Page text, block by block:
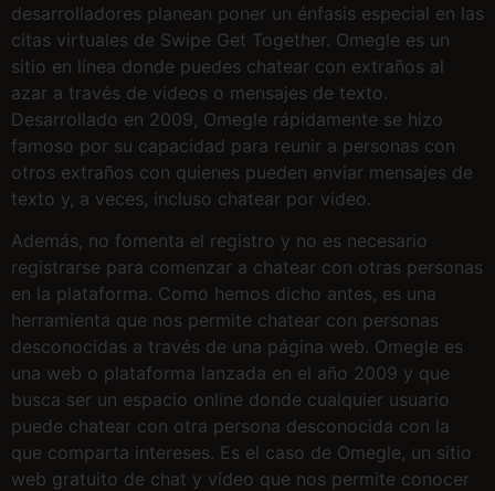
desarrolladores planean poner un énfasis especial en las
citas virtuales de Swipe Get Together. Omegle es un
sitio en línea donde puedes chatear con extraños al
azar a través de videos o mensajes de texto.
Desarrollado en 2009, Omegle rápidamente se hizo
famoso por su capacidad para reunir a personas con
otros extraños con quienes pueden enviar mensajes de
texto y, a veces, incluso chatear por video.
Además, no fomenta el registro y no es necesario
registrarse para comenzar a chatear con otras personas
en la plataforma. Como hemos dicho antes, es una
herramienta que nos permite chatear con personas
desconocidas a través de una página web. Omegle es
una web o plataforma lanzada en el año 2009 y que
busca ser un espacio online donde cualquier usuario
puede chatear con otra persona desconocida con la
que comparta intereses. Es el caso de Omegle, un sitio
web gratuito de chat y vídeo que nos permite conocer